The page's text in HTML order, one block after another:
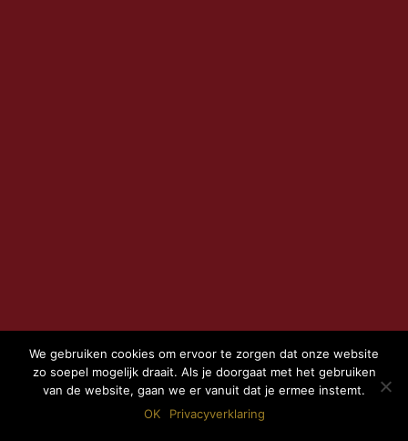
We gebruiken cookies om ervoor te zorgen dat onze website
zo soepel mogelijk draait. Als je doorgaat met het gebruiken
van de website, gaan we er vanuit dat je ermee instemt.
OK
Privacyverklaring